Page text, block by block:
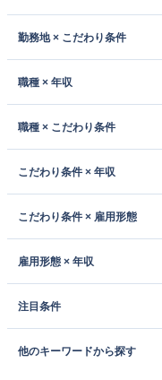
勤務地 × こだわり条件
職種 × 年収
職種 × こだわり条件
こだわり条件 × 年収
こだわり条件 × 雇用形態
雇用形態 × 年収
注目条件
他のキーワードから探す